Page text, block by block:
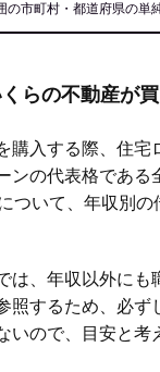
市町村・都道府県の単
らの不動産が
入する際、住宅
ンの代表格である
ついて、年収別の
、年収以外にも
照するため、必ず
いので、目安と考